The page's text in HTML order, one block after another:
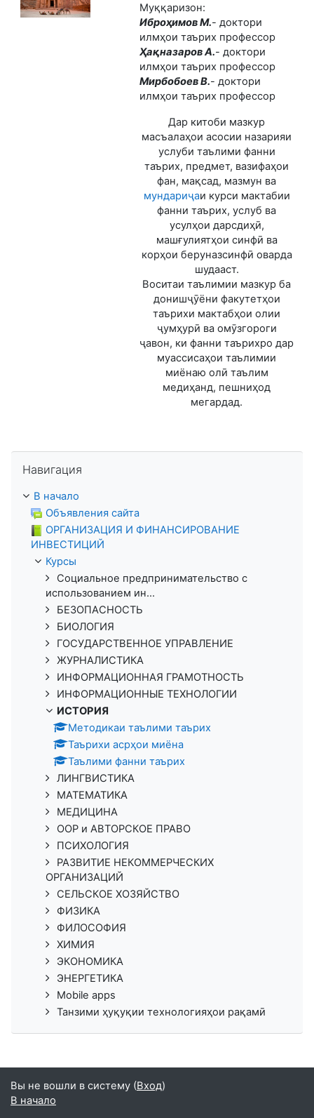
Муққаризон:
Иброҳимов М.- доктори
илмҳои таърих профессор
Ҳақназаров А.- доктори
илмҳои таърих профессор
Мирбобоев В.- доктори
илмҳои таърих профессор
Дар китоби мазкур
масъалаҳои асосии назарияи
услуби таълими фанни
таърих, предмет, вазифаҳои
фан, мақсад, мазмун ва
мундариҷаи курси мактабии
фанни таърих, услуб ва
усулҳои дарсдиҳӣ,
машғулиятҳои синфӣ ва
корҳои беруназсинфӣ оварда
шудааст.
Воситаи таълимии мазкур ба
донишҷӯёни факутетҳои
таърихи мактабҳои олии
ҷумҳурӣ ва омӯзгороги
ҷавон, ки фанни таърихро дар
муассисаҳои таълимии
миёнаю олӣ таълим
медиҳанд, пешниҳод
мегардад.
Навигация
В начало
Объявления сайта
ОРГАНИЗАЦИЯ И ФИНАНСИРОВАНИЕ
ИНВЕСТИЦИЙ
Курсы
Социальное предпринимательство с
использованием ин...
БЕЗОПАСНОСТЬ
БИОЛОГИЯ
ГОСУДАРСТВЕННОЕ УПРАВЛЕНИЕ
ЖУРНАЛИСТИКА
ИНФОРМАЦИОННАЯ ГРАМОТНОСТЬ
ИНФОРМАЦИОННЫЕ ТЕХНОЛОГИИ
ИСТОРИЯ
Методикаи таълими таърих
Таърихи асрҳои миёна
Таълими фанни таърих
ЛИНГВИСТИКА
МАТЕМАТИКА
МЕДИЦИНА
ООР и АВТОРСКОЕ ПРАВО
ПСИХОЛОГИЯ
РАЗВИТИЕ НЕКОММЕРЧЕСКИХ
ОРГАНИЗАЦИЙ
СЕЛЬСКОЕ ХОЗЯЙСТВО
ФИЗИКА
ФИЛОСОФИЯ
ХИМИЯ
ЭКОНОМИКА
ЭНЕРГЕТИКА
Mobile apps
Танзими ҳуқуқии технологияҳои рақамӣ
Вы не вошли в систему (Вход)
В начало